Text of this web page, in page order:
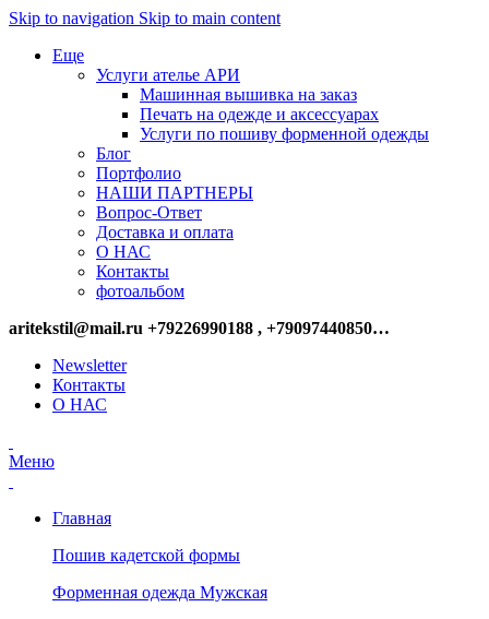
Skip to navigation Skip to main content
Еще
Услуги ателье АРИ
Машинная вышивка на заказ
Печать на одежде и аксессуарах
Услуги по пошиву форменной одежды
Блог
Портфолио
НАШИ ПАРТНЕРЫ
Вопрос-Ответ
Доставка и оплата
О НАС
Контакты
фотоальбом
aritekstil@mail.ru +79226990188 , +79097440850…
Newsletter
Контакты
О НАС
Меню
Главная
Пошив кадетской формы
Форменная одежда Мужская